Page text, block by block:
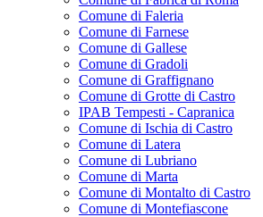
Comune di Faleria
Comune di Farnese
Comune di Gallese
Comune di Gradoli
Comune di Graffignano
Comune di Grotte di Castro
IPAB Tempesti - Capranica
Comune di Ischia di Castro
Comune di Latera
Comune di Lubriano
Comune di Marta
Comune di Montalto di Castro
Comune di Montefiascone